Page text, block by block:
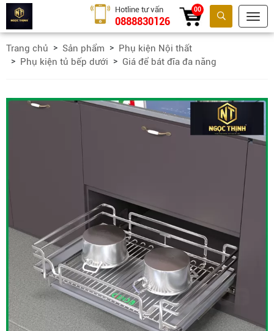
Tìm kiếm
Hotline tư vấn
0888830126
00
Trang chủ Sản phẩm
Phụ kiện Nội thất
Phụ kiện tủ bếp dưới
Giá để bát đĩa đa năng